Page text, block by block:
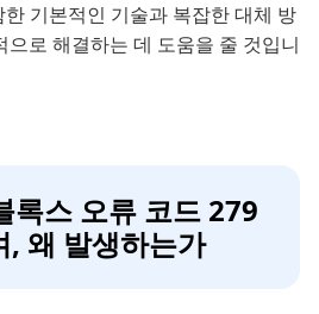
기본적인 기술과 복잡한 대체 방
로 해결하는 데 도움을 줄 것입니
록스 오류 코드 279
, 왜 발생하는가